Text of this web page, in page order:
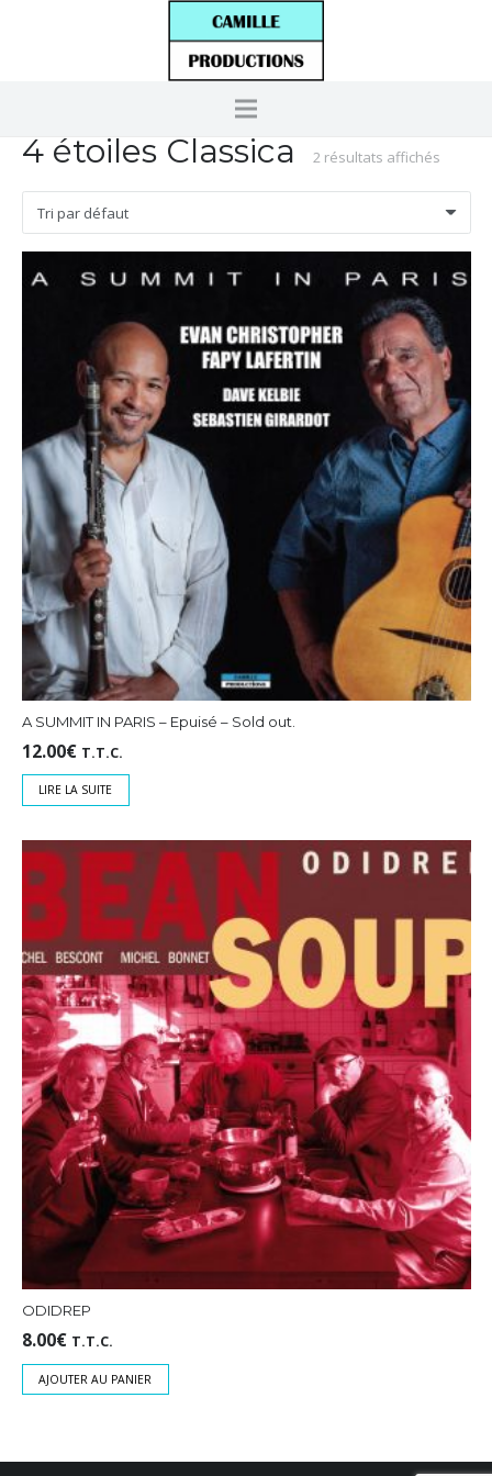
4 étoiles Classica 2 résultats affichés
A SUMMIT IN PARIS – Epuisé – Sold out.
12.00€ T.T.C.
LIRE LA SUITE
ODIDREP
8.00€ T.T.C.
AJOUTER AU PANIER